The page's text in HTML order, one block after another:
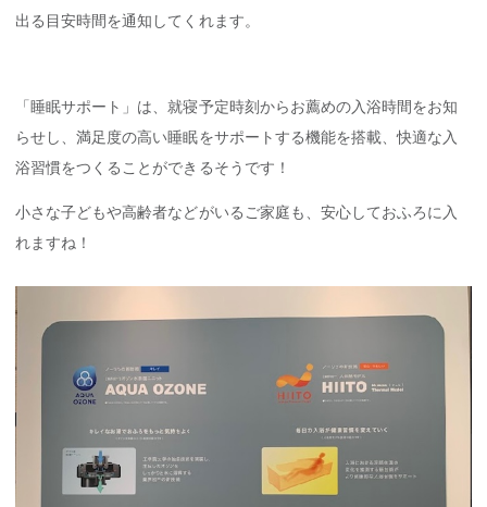
出る目安時間を通知してくれます。
「睡眠サポート」は、就寝予定時刻からお薦めの入浴時間をお知
らせし、満足度の高い睡眠をサポートする機能を搭載、快適な入
浴習慣をつくることができるそうです！
小さな子どもや高齢者などがいるご家庭も、安心しておふろに入
れますね！